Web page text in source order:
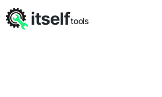
itselftools